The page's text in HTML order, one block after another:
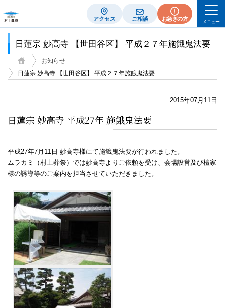
アクセス ご相談 お急ぎの方 メニュー
日蓮宗 妙高寺 【世田谷区】 平成２７年施餓鬼法要
お知らせ
日蓮宗 妙高寺 【世田谷区】 平成２７年施餓鬼法要
2015年07月11日
日蓮宗 妙高寺 平成27年 施餓鬼法要
平成27年7月11日 妙高寺様にて施餓鬼法要が行われました。
ムラカミ（村上葬祭）では妙高寺よりご依頼を受け、会場設営及び檀家
様の誘導等のご案内を担当させていただきました。